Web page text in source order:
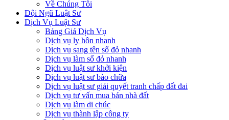
Về Chúng Tôi
Đội Ngũ Luật Sư
Dịch Vụ Luật Sư
Bảng Giá Dịch Vụ
Dịch vụ ly hôn nhanh
Dịch vụ sang tên sổ đỏ nhanh
Dịch vụ làm sổ đỏ nhanh
Dịch vụ luật sư khởi kiện
Dịch vụ luật sư bào chữa
Dịch vụ luật sư giải quyết tranh chấp đất đai
Dịch vụ tư vấn mua bán nhà đất
Dịch vụ làm di chúc
Dịch vụ thành lập công ty